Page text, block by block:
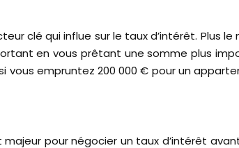
clé qui influe sur le taux d’intérêt. Plus
en vous prêtant une somme plus
vous empruntez 200 000 € pour un
pour négocier un taux d’intérêt